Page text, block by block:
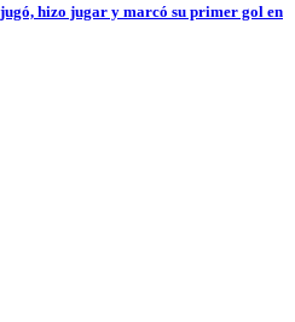
hizo jugar y marcó su primer gol en